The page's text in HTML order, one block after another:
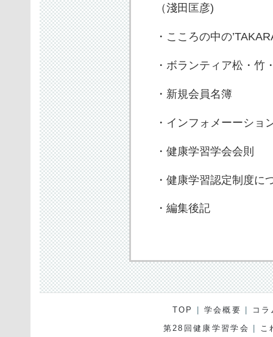
（淺田匡彦)
・こころの中の
・ボランティア松・竹
・新規会員名簿
・インフォメーーショ
・健康学習学会会則
・健康学習認定制度に
・編集後記
TOP 学会概要
コラ
第28回健康学習学会
こ